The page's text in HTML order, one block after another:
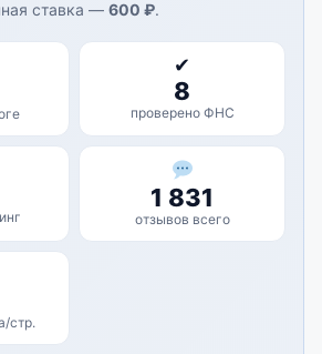
ставка — 600 ₽.
✔
8
проверено ФНС
1 831
отзывов всего
стр.